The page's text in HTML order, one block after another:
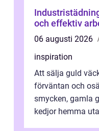
Industristädning grunden för en
och effektiv
06 augusti 2026
inspiration
Att sälja guld
förväntan och
smycken, gamla
kedjor hemma